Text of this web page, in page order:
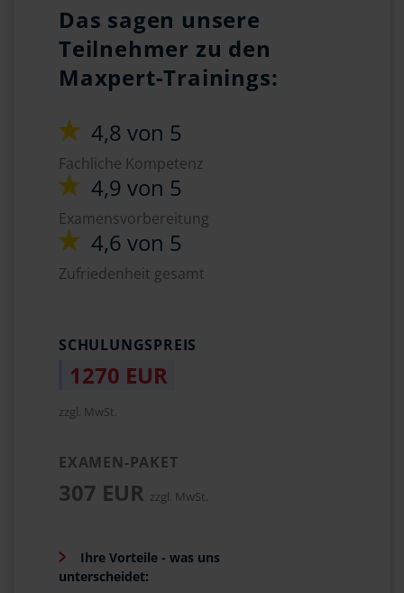
Das sagen unsere
Teilnehmer zu den
Maxpert-Trainings:
4,8 von 5
Fachliche Kompetenz
4,9 von 5
Examensvorbereitung
4,6 von 5
Zufriedenheit gesamt
SCHULUNGSPREIS
1270 EUR
zzgl. MwSt.
EXAMEN-PAKET
307 EUR zzgl. MwSt.
Ihre Vorteile - was uns
unterscheidet: